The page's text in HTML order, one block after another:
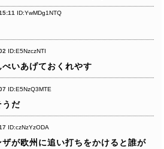
ID:YwMDg1NTQ
ID:E5NzczNTI
いあげておくれやす
ID:E5NzQ3MTE
うだ
ID:czNzYzODA
が欧州に追い打ちをかけると誰が